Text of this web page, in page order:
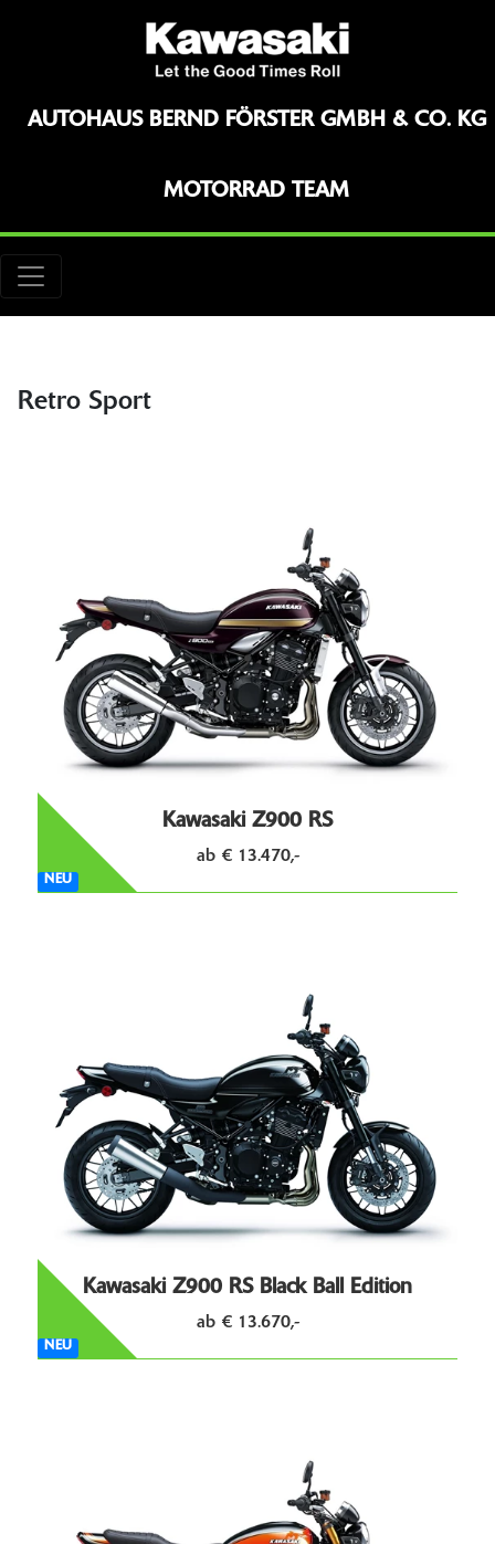
AUTOHAUS BERND FÖRSTER GMBH & CO. KG
MOTORRAD TEAM
Retro Sport
Kawasaki Z900 RS
ab € 13.470,-
NEU
Kawasaki Z900 RS Black Ball Edition
ab € 13.670,-
NEU